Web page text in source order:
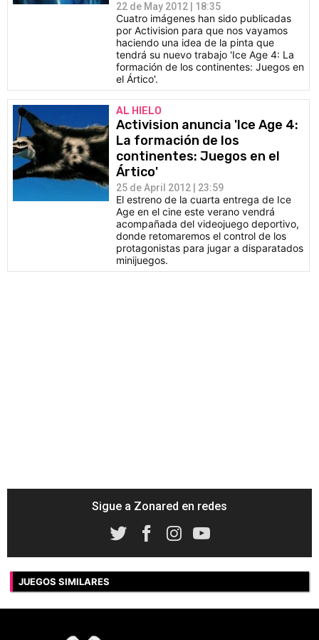
22 de May 2012 | 18:35
Cuatro imágenes han sido publicadas
por Activision para que nos vayamos
haciendo una idea de la pinta que
tendrá su nuevo trabajo 'Ice Age 4: La
formación de los continentes: Juegos en
el Ártico'.
AL HIELO
Activision anuncia 'Ice Age 4:
La formación de los
continentes: Juegos en el
Ártico'
25 de April 2012 | 23:59
El estreno de la cuarta entrega de Ice
Age en el cine este verano vendrá
acompañada del videojuego deportivo,
donde retomaremos el control de los
protagonistas para jugar a disparatados
minijuegos.
Sigue a Zonared en redes
JUEGOS SIMILARES